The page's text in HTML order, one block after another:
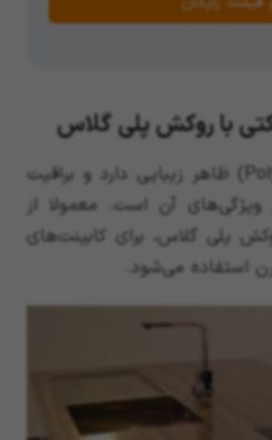
روکش پلی گلاس (Poly-Glass) ظاهر زیبایی دارد و براقیت
ویژگی‌های آن است. معمولا از
پلی گلاس، برای کابینت‌های
استفاده می‌شود.